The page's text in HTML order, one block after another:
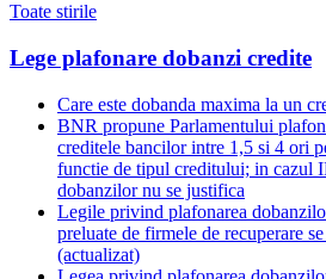
Toate stirile
Lege plafonare dobanzi credite
Care este dobanda maxima la un
BNR propune Parlamentului
creditele bancilor intre 1,5 si 4 ori
functie de tipul creditului; in cazul
dobanzilor nu se justifica
Legile privind plafonarea
preluate de firmele de recuperare
(actualizat)